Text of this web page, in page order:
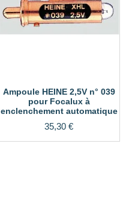
Ampoule HEINE 2,5V n° 039
pour Focalux à
enclenchement automatique
35,30 €